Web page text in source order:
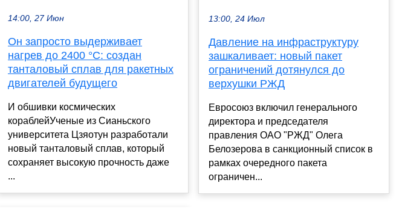
14:00, 27 Июн
Он запросто выдерживает
нагрев до 2400 °C: создан
танталовый сплав для ракетных
двигателей будущего
И обшивки космических
кораблейУченые из Сианьского
университета Цзяотун разработали
новый танталовый сплав, который
сохраняет высокую прочность даже
...
13:00, 24 Июл
Давление на инфраструктуру
зашкаливает: новый пакет
ограничений дотянулся до
верхушки РЖД
Евросоюз включил генерального
директора и председателя
правления ОАО "РЖД" Олега
Белозерова в санкционный список в
рамках очередного пакета
ограничен...